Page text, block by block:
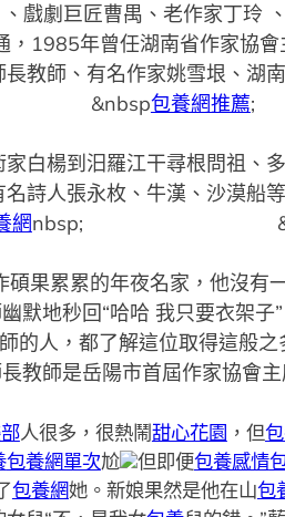
戲劇巨匠曹禺、老作家丁玲
1985年曾任湖南省作家協
教師、有名作家姚雪垠、湖
位。 &nbsp包養網推薦
白楊到汨羅江干尋根問祖、
詩人張永枚、牛漢、沙漠船
網nbsp;
果累累的年夜名家，他沒有
默地秒回“哈哈 我只要衣架子
的人，都了解這位取得這般
教師是岳陽市首屆作家協會主
人很多，很熱鬧甜心花園 ，但
包養網單次尬 但即便包養感情
包養網她。新娘果然是他在山包